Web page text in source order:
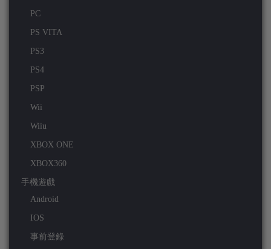
PC
PS VITA
PS3
PS4
PSP
Wii
Wiiu
XBOX ONE
XBOX360
手機遊戲
Android
IOS
事前登錄